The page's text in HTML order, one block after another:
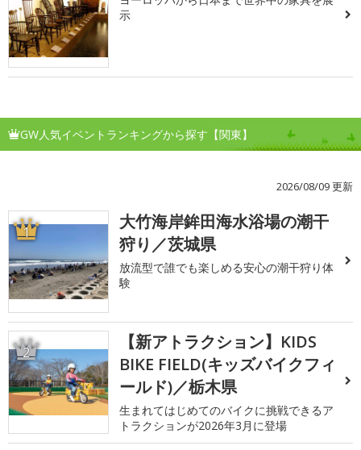
示
GW人気イベントランキングから探す【関東】
2026/08/09 更新
1
大竹海岸鉾田海水浴場の潮干
狩り／茨城県
放流型で誰でも楽しめる安心の潮干狩り体
験
2
【新アトラクション】KIDS
BIKE FIELD(キッズバイクフィ
ールド)／栃木県
生まれてはじめてのバイクに挑戦できるア
トラクションが2026年3月に登場